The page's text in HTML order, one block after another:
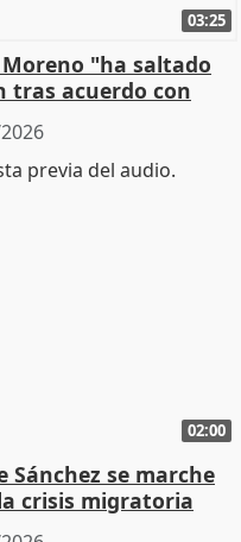
03:25
"ha saltado
tras acuerdo con
02:00
Sánchez se marche
crisis migratoria